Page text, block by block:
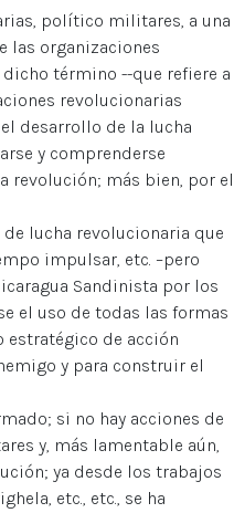
político militares, a una
las organizaciones
término --que refiere a
revolucionarias
desarrollo de la lucha
y comprenderse
revolución; más bien, por el
lucha revolucionaria que
impulsar, etc. –pero
Sandinista por los
el uso de todas las formas
estratégico de acción
y para construir el
si no hay acciones de
y, más lamentable aún,
ya desde los trabajos
etc., etc., se ha